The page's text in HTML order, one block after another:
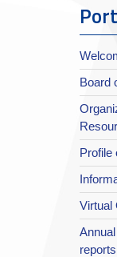
Board
Profile
Virtual
reports